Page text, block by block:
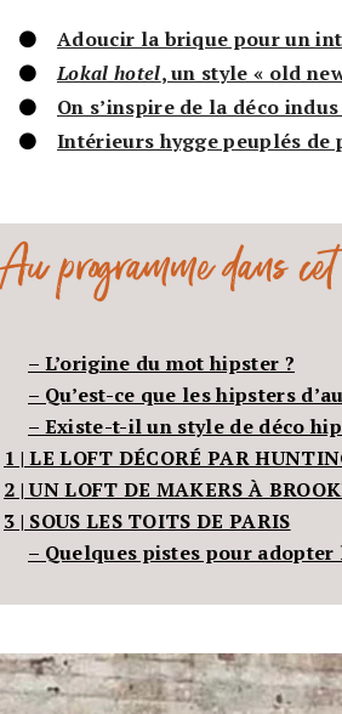
Adoucir la brique pour un
Lokal hotel, un style « old
On s’inspire de la déco
Intérieurs hygge peuplés de
Au programme dans
– L’origine du mot hipster ?
– Qu’est-ce que les hipsters
– Existe-t-il un style de déco
1 | LE LOFT DÉCORÉ PAR
2 |UN LOFT DE MAKERS À
3 | SOUS LES TOITS DE PARIS
– Quelques pistes pour